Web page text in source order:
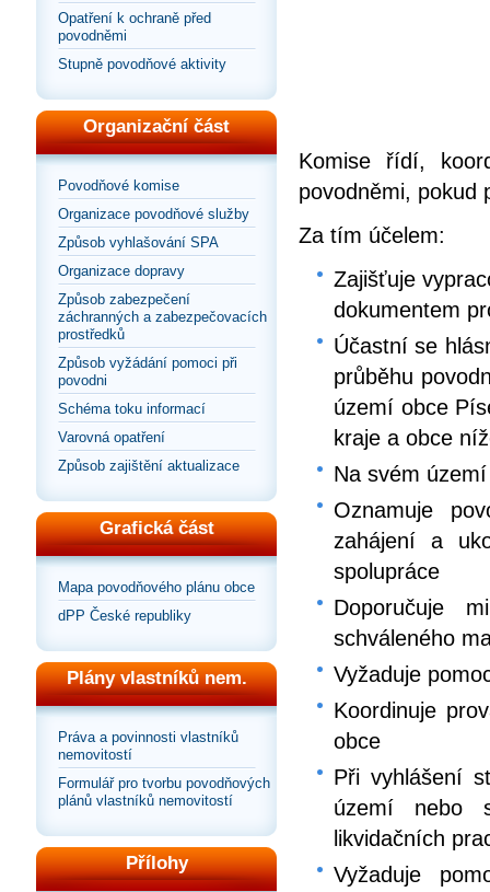
Opatření k ochraně před
povodněmi
Stupně povodňové aktivity
Organizační část
Povodňové komise
Organizace povodňové služby
Způsob vyhlašování SPA
Organizace dopravy
Způsob zabezpečení
záchranných a zabezpečovacích
prostředků
Způsob vyžádání pomoci při
povodni
Schéma toku informací
Varovná opatření
Způsob zajištění aktualizace
Grafická část
Mapa povodňového plánu obce
dPP České republiky
Plány vlastníků nem.
Práva a povinnosti vlastníků
nemovitostí
Formulář pro tvorbu povodňových
plánů vlastníků nemovitostí
Přílohy
Komise řídí,
povodněmi, pokud
Za tím účelem:
Zajišťuje
dokumentem
Účastní se
průběhu
území obce
kraje a obce
Na svém
Oznamuje
zahájení a
spolupráce
Doporučuje
schváleného
Vyžaduje
Koordinuje
obce
Při vyhlášení
území nebo
likvidačních
Vyžaduje